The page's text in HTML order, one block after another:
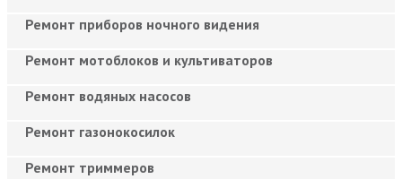
Ремонт приборов ночного видения
Ремонт мотоблоков и культиваторов
Ремонт водяных насосов
Ремонт газонокосилок
Ремонт триммеров